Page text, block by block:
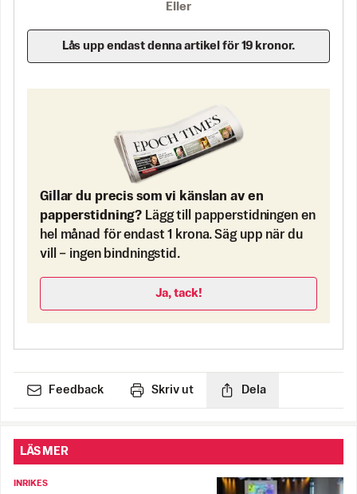
Eller
Lås upp endast denna artikel för 19 kronor.
Gillar du precis som vi känslan av en
papperstidning? Lägg till papperstidningen en
hel månad för endast 1 krona. Säg upp när du
vill – ingen bindningstid.
Ja, tack!
Feedback Skriv ut Dela
LÄS MER
INRIKES